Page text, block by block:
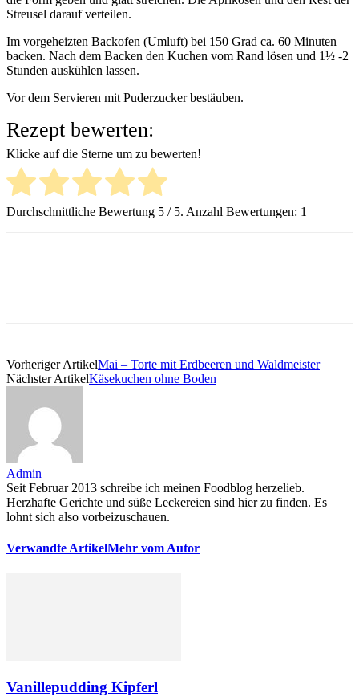
Streusel darauf verteilen.
Im vorgeheizten Backofen (Umluft) bei 150 Grad ca. 60 Minuten
backen. Nach dem Backen den Kuchen vom Rand lösen und 1½ -2
Stunden auskühlen lassen.
Vor dem Servieren mit Puderzucker bestäuben.
Rezept bewerten:
Klicke auf die Sterne um zu bewerten!
Durchschnittliche Bewertung 5 / 5. Anzahl Bewertungen: 1
Vorheriger ArtikelMai – Torte mit Erdbeeren und Waldmeister
Nächster ArtikelKäsekuchen ohne Boden
Admin
Seit Februar 2013 schreibe ich meinen Foodblog herzelieb.
Herzhafte Gerichte und süße Leckereien sind hier zu finden. Es
lohnt sich also vorbeizuschauen.
Verwandte ArtikelMehr vom Autor
Vanillepudding Kipferl